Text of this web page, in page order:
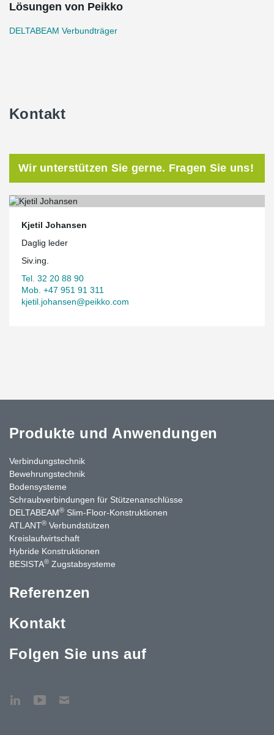
Lösungen von Peikko
DELTABEAM Verbundträger
Kontakt
Wir unterstützen Sie gerne. Fragen Sie uns!
Kjetil Johansen
Daglig leder
Siv.ing.
Tel. 32 20 88 90
Mob. +47 951 91 311
kjetil.johansen@peikko.com
Produkte und Anwendungen
Verbindungstechnik
Bewehrungstechnik
Bodensysteme
Schraubverbindungen für Stützen­anschlüsse
DELTABEAM® Slim-Floor-Konstruktionen
ATLANT® Verbundstützen
Kreislaufwirtschaft
Hybride Konstruktionen
BESISTA® Zugstabsysteme
Referenzen
Kontakt
Folgen Sie uns auf